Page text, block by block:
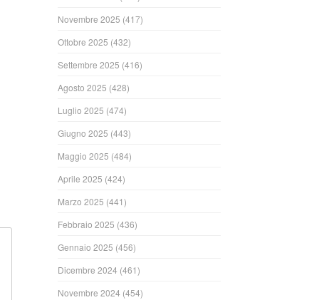
Novembre 2025 (417)
Ottobre 2025 (432)
Settembre 2025 (416)
Agosto 2025 (428)
Luglio 2025 (474)
Giugno 2025 (443)
Maggio 2025 (484)
Aprile 2025 (424)
Marzo 2025 (441)
Febbraio 2025 (436)
Gennaio 2025 (456)
Dicembre 2024 (461)
Novembre 2024 (454)